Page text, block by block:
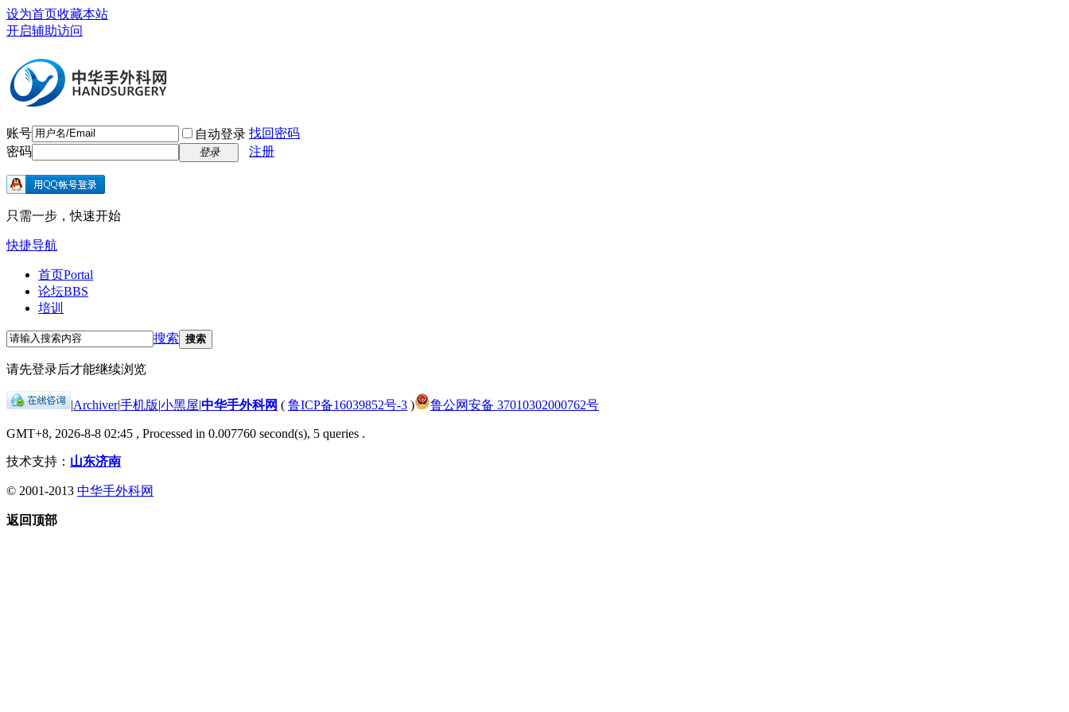
设为首页收藏本站
开启辅助访问
账号 自动登录 找回密码
密码
登录 注册
只需一步，快速开始
快捷导航
首页Portal
论坛BBS
培训
搜索 搜索
请先登录后才能继续浏览
|Archiver|手机版|小黑屋|中华手外科网 ( 鲁ICP备16039852号-3 ) 鲁公网安备 37010302000762号
GMT+8, 2026-8-8 02:45 , Processed in 0.007760 second(s), 5 queries .
技术支持： 山东济南
© 2001-2013 中华手外科网
返回顶部